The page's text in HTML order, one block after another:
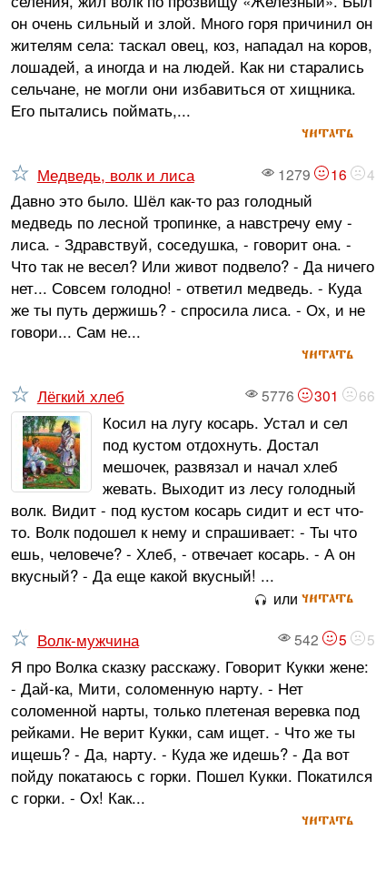
он очень сильный и злой. Много горя причинил он
жителям села: таскал овец, коз, нападал на коров,
лошадей, а иногда и на людей. Как ни старались
сельчане, не могли они избавиться от хищника.
Его пытались поймать,...
читать
1279 16 4
Медведь, волк и лиса
Давно это было. Шёл как-то раз голодный
медведь по лесной тропинке, а навстречу ему -
лиса. - Здравствуй, соседушка, - говорит она. -
Что так не весел? Или живот подвело? - Да ничего
нет... Совсем голодно! - ответил медведь. - Куда
же ты путь держишь? - спросила лиса. - Ох, и не
говори... Сам не...
читать
5776 301 66
Лёгкий хлеб
Косил на лугу косарь. Устал и сел
под кустом отдохнуть. Достал
мешочек, развязал и начал хлеб
жевать. Выходит из лесу голодный
волк. Видит - под кустом косарь сидит и ест что-
то. Волк подошел к нему и спрашивает: - Ты что
ешь, человече? - Хлеб, - отвечает косарь. - А он
вкусный? - Да еще какой вкусный! ...
или читать
542 5 5
Волк-мужчина
Я про Волка сказку расскажу. Говорит Кукки жене:
- Дай-ка, Мити, соломенную нарту. - Нет
соломенной нарты, только плетеная веревка под
рейками. Не верит Кукки, сам ищет. - Что же ты
ищешь? - Да, нарту. - Куда же идешь? - Да вот
пойду покатаюсь с горки. Пошел Кукки. Покатился
с горки. - Ox! Как...
читать